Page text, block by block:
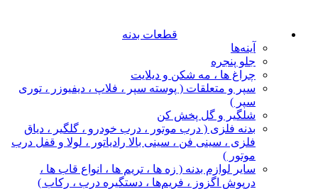
قطعات بدنه
آینه‌ها
جلو پنجره
چراغ‌ ها ، مه‌ شکن و دیلایت
سپر و متعلقات ( پوسته سپر ، فلاپ ، دیفیوزر ، توری
سپر )
شلگیر و گل‌ پخش‌ کن
بدنه فلزی ( درب موتور ، درب خودرو ، گلگیر ، دیاق
فلزی ، سینی فن ، سینی بالا رادیاتور ، لولا و قفل درب
موتور )
سایر لوازم بدنه ( زه ها ، تریم ها ، انواع قاب ها ،
درپوش اگزوز ، فریم‌ها ، دستگیره درب ، رکاب )